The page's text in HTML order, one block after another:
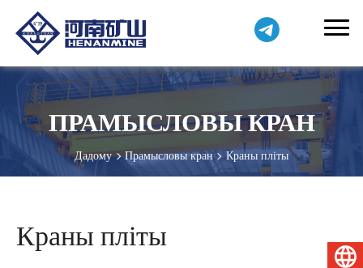
ПРАМЫСЛОВЫ КРАН
Дадому Прамысловы кран Краны пліты
Краны пліты Беларуская мова